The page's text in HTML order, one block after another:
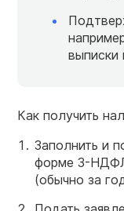
выписки
Как получить
Заполнить и
форме 3-
(обычно за